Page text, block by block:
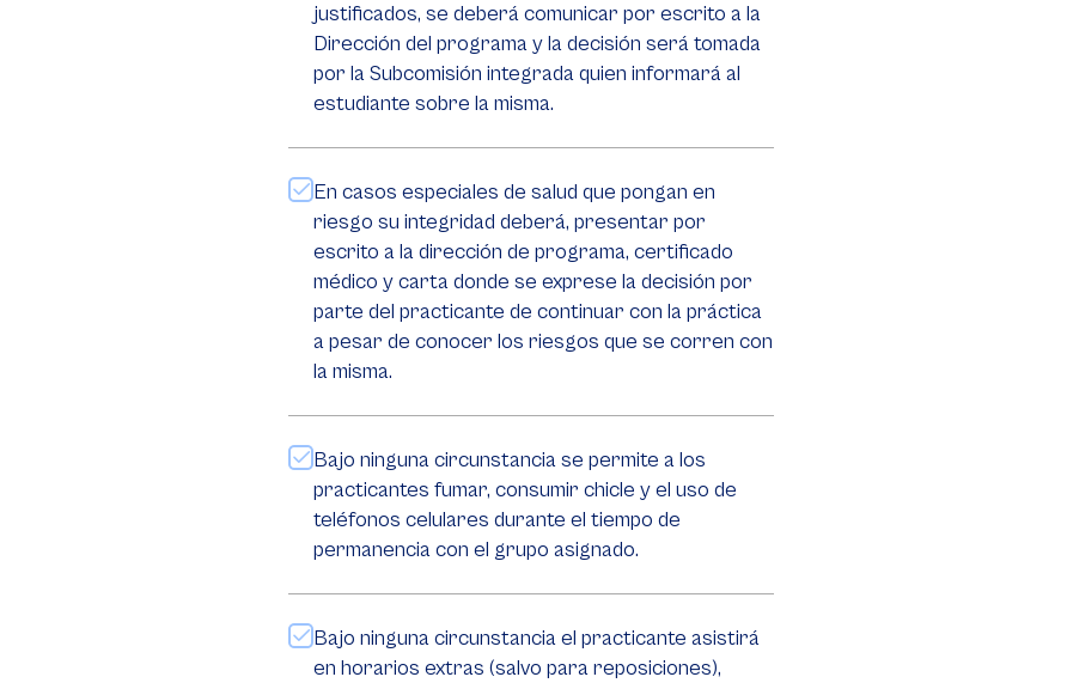
justificados, se deberá comunicar por escrito a la
Dirección del programa y la decisión será tomada
por la Subcomisión integrada quien informará al
estudiante sobre la misma.
En casos especiales de salud que pongan en
riesgo su integridad deberá, presentar por
escrito a la dirección de programa, certificado
médico y carta donde se exprese la decisión por
parte del practicante de continuar con la práctica
a pesar de conocer los riesgos que se corren con
la misma.
Bajo ninguna circunstancia se permite a los
practicantes fumar, consumir chicle y el uso de
teléfonos celulares durante el tiempo de
permanencia con el grupo asignado.
Bajo ninguna circunstancia el practicante asistirá
en horarios extras (salvo para reposiciones),